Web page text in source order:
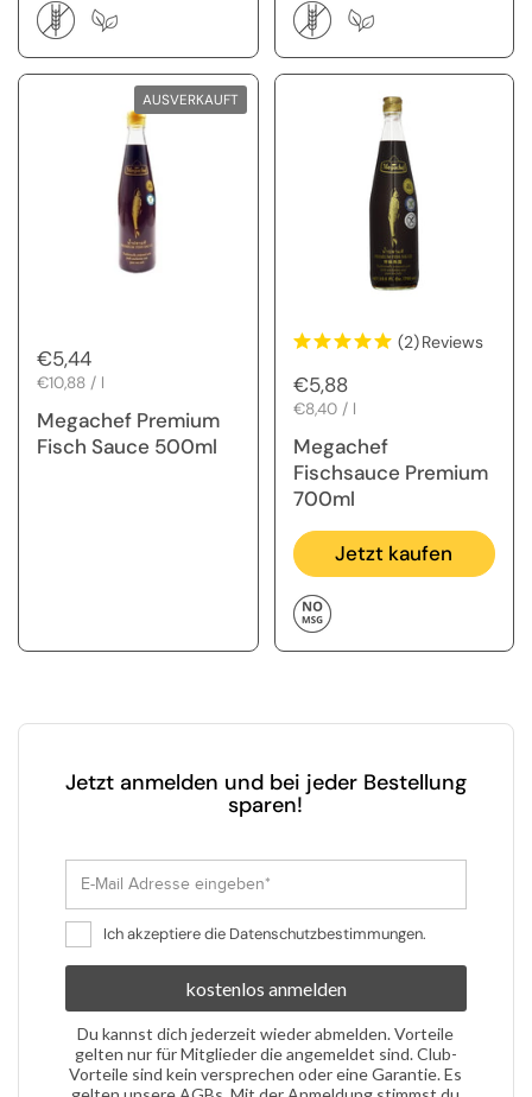
Regulärer Preis
€5,44
Stückpreis
€10,88 / l
Megachef Premium
Fisch Sauce 500ml
AUSVERKAUFT
(2)Reviews
Regulärer Preis
€5,88
Stückpreis
€8,40 / l
Megachef
Fischsauce Premium
700ml
Jetzt kaufen
Jetzt anmelden und bei jeder Bestellung
sparen!
Ich akzeptiere die Datenschutzbestimmungen.
kostenlos anmelden
Du kannstdich jederzeit wieder abmelden.Vorteile
gelten nur fürMitgliederdieangemeldet sind.Club-
Vorteile sind kein versprechen oder eine Garantie. Es